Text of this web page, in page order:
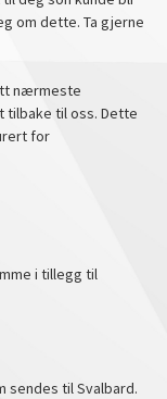
om dette. Ta gjerne
nærmeste
tilbake til oss. Dette
for
i tillegg til
sendes til Svalbard.